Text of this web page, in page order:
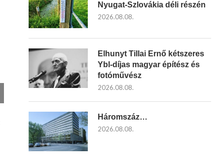
Nyugat-Szlovákia déli részén
2026.08.08.
Elhunyt Tillai Ernő kétszeres
Ybl-díjas magyar építész és
fotóművész
2026.08.08.
Háromszáz…
2026.08.08.